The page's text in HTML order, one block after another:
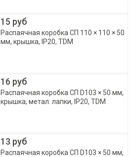
15 руб
Распаячная коробка СП 110 × 110 × 50
мм, крышка, IP20, TDM
16 руб
Распаячная коробка СП D103 × 50 мм,
крышка, метал. лапки, IP20, TDM
13 руб
Распаячная коробка СП D103 × 50 мм,